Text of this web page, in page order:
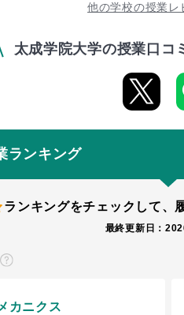
他の学校の授業レ
太成学院大学の授業口コ
ランキング
ランキングをチェックして、
最終更新日：
？
カニクス